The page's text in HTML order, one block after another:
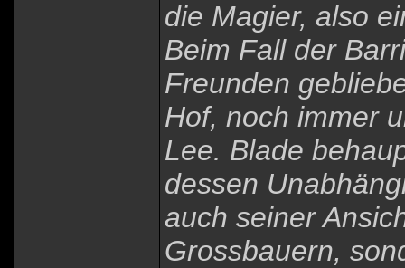
die Magier, also
Beim Fall der
Freunden
Hof, noch immer
Lee. Blade
dessen
auch seiner
Grossbauern,